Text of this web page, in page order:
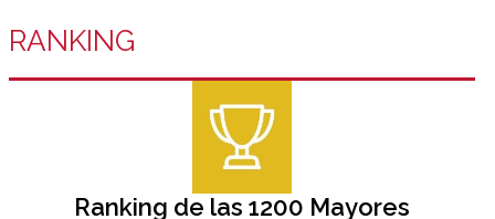
RANKING
Ranking de las 1200 Mayores